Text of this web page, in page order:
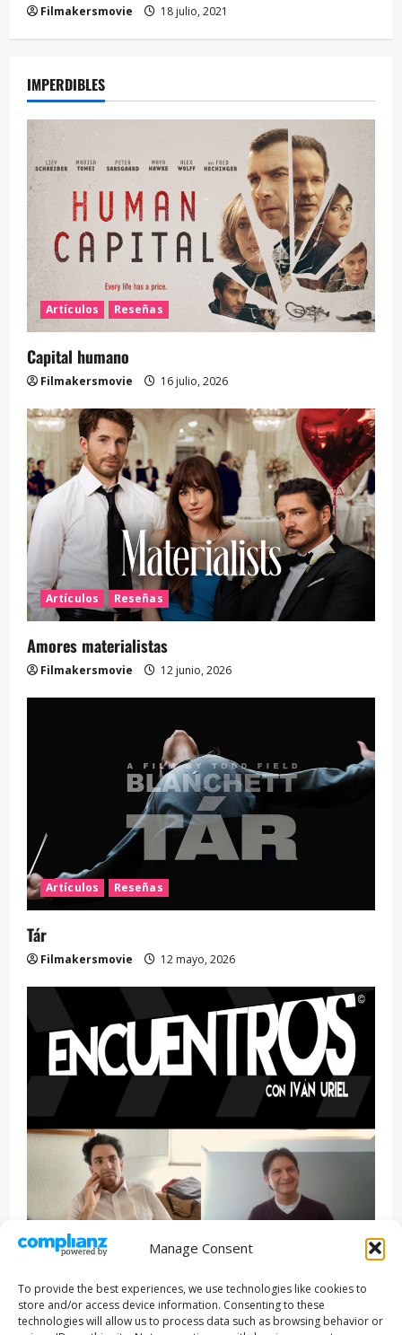
Manage Consent
To provide the best experiences, we use technologies like cookies to
store and/or access device information. Consenting to these
technologies will allow us to process data such as browsing behavior or
Filmakersmovie 18 julio, 2021
IMPERDIBLES
Artículos Reseñas
Capital humano
Filmakersmovie 16 julio, 2026
Artículos Reseñas
Amores materialistas
Filmakersmovie 12 junio, 2026
Artículos Reseñas
Tár
Filmakersmovie 12 mayo, 2026
Entrevista Series
ENCUENTROS CON IVÁN URIEL T3E22: JUAN PATRICIO
RIVEROLL